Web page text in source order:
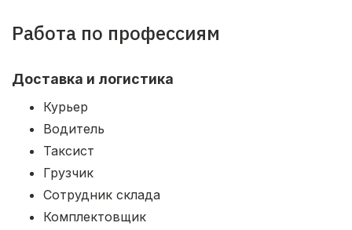
Работа по профессиям
Доставка и логистика
Курьер
Водитель
Таксист
Грузчик
Сотрудник склада
Комплектовщик